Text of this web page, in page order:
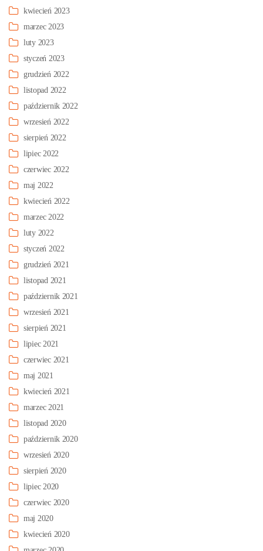
kwiecień 2023
marzec 2023
luty 2023
styczeń 2023
grudzień 2022
listopad 2022
październik 2022
wrzesień 2022
sierpień 2022
lipiec 2022
czerwiec 2022
maj 2022
kwiecień 2022
marzec 2022
luty 2022
styczeń 2022
grudzień 2021
listopad 2021
październik 2021
wrzesień 2021
sierpień 2021
lipiec 2021
czerwiec 2021
maj 2021
kwiecień 2021
marzec 2021
listopad 2020
październik 2020
wrzesień 2020
sierpień 2020
lipiec 2020
czerwiec 2020
maj 2020
kwiecień 2020